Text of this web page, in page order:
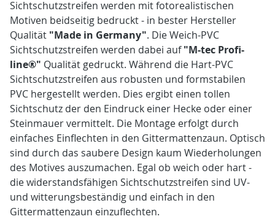
Sichtschutzstreifen werden mit fotorealistischen
Motiven beidseitig bedruckt - in bester Hersteller
Qualität "Made in Germany". Die Weich-PVC
Sichtschutzstreifen werden dabei auf"M-tec Profi-
line®" Qualität gedruckt. Während die Hart-PVC
Sichtschutzstreifen aus robusten und formstabilen
PVC hergestellt werden. Dies ergibt einen tollen
Sichtschutz der den Eindruck einer Hecke oder einer
Steinmauer vermittelt. Die Montage erfolgt durch
einfaches Einflechten in den Gittermattenzaun. Optisch
sind durch das saubere Design kaum Wiederholungen
des Motives auszumachen. Egal ob weich oder hart -
die widerstandsfähigen Sichtschutzstreifen sind UV-
und witterungsbeständig und einfach in den
Gittermattenzaun einzuflechten.